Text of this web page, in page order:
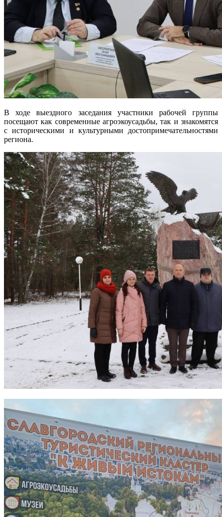
В ходе выездного заседания участники рабочей группы
посещают как современные агроэкоусадьбы, так и знакомятся
с историческими и культурными достопримечательностями
региона.